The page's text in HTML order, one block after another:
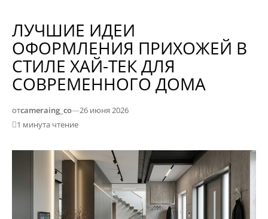
ЛУЧШИЕ ИДЕИ
ОФОРМЛЕНИЯ ПРИХОЖЕЙ В
СТИЛЕ ХАЙ-ТЕК ДЛЯ
СОВРЕМЕННОГО ДОМА
отcameraing_co—26 июня 2026
1 минута чтение